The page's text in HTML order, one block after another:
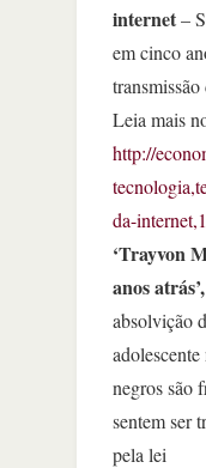
internet–
em cinco
Leia mais
http://
da-
‘Trayvon
anos
absolvição
negros são
sentem ser
pela lei